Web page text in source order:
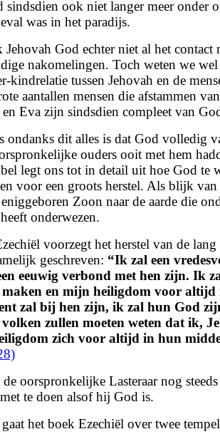
sindsdien ook niet langer meer onder
was in het paradijs.
God echter niet al het contact
nakomelingen. Toch weten we wel
kindrelatie tussen Jehovah en de
aantallen mensen die afstammen
Eva zijn sindsdien compleet van
ondanks dit alles is dat God volledig
ouders ooit met hem
legt ons tot in detail uit hoe God te
voor een groots herstel. Als blijk van
Zoon naar de aarde die
onderwezen.
voorzegt het herstel van de
geschreven: “Ik zal een
eeuwig verbond met hen zijn. Ik
en mijn heiligdom voor
zal bij hen zijn, ik zal hun God
zullen moeten weten dat ik,
zich voor altijd in hun
de oorspronkelijke Lasteraar nog
te doen alsof hij God is.
het boek Ezechiël over twee